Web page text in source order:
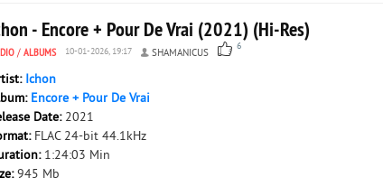
- Encore + Pour De Vrai (2021) (Hi-Res)
/ ALBUMS 10-01-2026, 19:17 SHAMANICUS
6
Ichon
Encore + Pour De Vrai
Date: 2021
FLAC 24-bit 44.1kHz
1:24:03 Min
945 Mb